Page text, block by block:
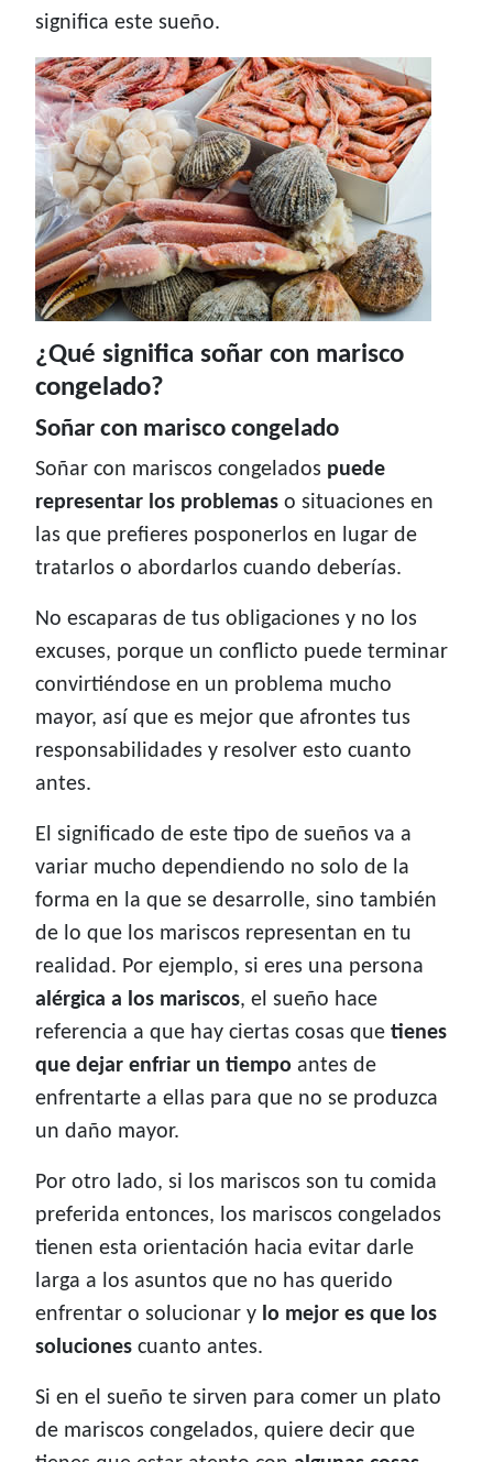
significa este sueño.
¿Qué significa soñar con marisco
congelado?
Soñar con marisco congelado
Soñar con mariscos congelados puede
representar los problemas o situaciones en
las que prefieres posponerlos en lugar de
tratarlos o abordarlos cuando deberías.
No escaparas de tus obligaciones y no los
excuses, porque un conflicto puede terminar
convirtiéndose en un problema mucho
mayor, así que es mejor que afrontes tus
responsabilidades y resolver esto cuanto
antes.
El significado de este tipo de sueños va a
variar mucho dependiendo no solo de la
forma en la que se desarrolle, sino también
de lo que los mariscos representan en tu
realidad. Por ejemplo, si eres una persona
alérgica a los mariscos, el sueño hace
referencia a que hay ciertas cosas que tienes
que dejar enfriar un tiempo antes de
enfrentarte a ellas para que no se produzca
un daño mayor.
Por otro lado, si los mariscos son tu comida
preferida entonces, los mariscos congelados
tienen esta orientación hacia evitar darle
larga a los asuntos que no has querido
enfrentar o solucionar y lo mejor es que los
soluciones cuanto antes.
Si en el sueño te sirven para comer un plato
de mariscos congelados, quiere decir que